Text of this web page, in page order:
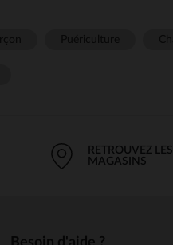
RETROUVEZ LES
MAGASINS